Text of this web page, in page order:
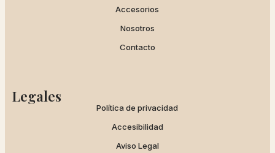
Accesorios
Nosotros
Contacto
Legales
Política de privacidad
Accesibilidad
Aviso Legal